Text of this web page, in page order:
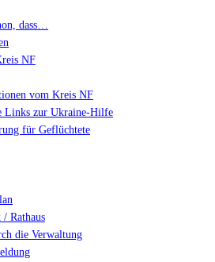
dass…
NF
vom Kreis NF
Links zur Ukraine-Hilfe
für Geflüchtete
Rathaus
die Verwaltung